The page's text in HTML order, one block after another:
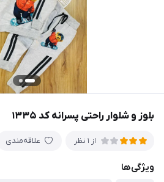
بلوز و شلوار راحتی پسرانه کد ۱۳۳۵
از 1 نظر علاقه‌مندی
ویژگی‌ها